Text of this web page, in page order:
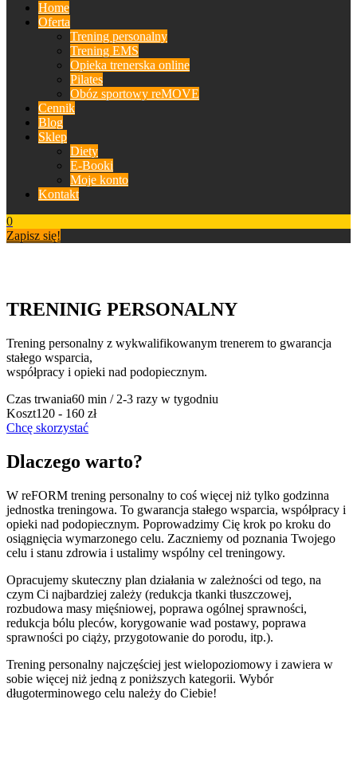
Home
Oferta
Trening personalny
Trening EMS
Opieka trenerska online
Pilates
Obóz sportowy reMOVE
Cennik
Blog
Sklep
Diety
E-Booki
Moje konto
Kontakt
0
Zapisz się!
TRENINIG PERSONALNY
Trening personalny z wykwalifikowanym trenerem to gwarancja
stałego wsparcia,
współpracy i opieki nad podopiecznym.
Czas trwania60 min / 2-3 razy w tygodniu
Koszt120 - 160 zł
Chcę skorzystać
Dlaczego warto?
W reFORM trening personalny to coś więcej niż tylko godzinna
jednostka treningowa. To gwarancja stałego wsparcia, współpracy i
opieki nad podopiecznym. Poprowadzimy Cię krok po kroku do
osiągnięcia wymarzonego celu. Zaczniemy od poznania Twojego
celu i stanu zdrowia i ustalimy wspólny cel treningowy.
Opracujemy skuteczny plan działania w zależności od tego, na
czym Ci najbardziej zależy (redukcja tkanki tłuszczowej,
rozbudowa masy mięśniowej, poprawa ogólnej sprawności,
redukcja bólu pleców, korygowanie wad postawy, poprawa
sprawności po ciąży, przygotowanie do porodu, itp.).
Trening personalny najczęściej jest wielopoziomowy i zawiera w
sobie więcej niż jedną z poniższych kategorii. Wybór
długoterminowego celu należy do Ciebie!